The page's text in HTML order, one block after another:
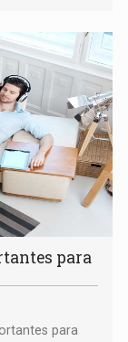
para
para